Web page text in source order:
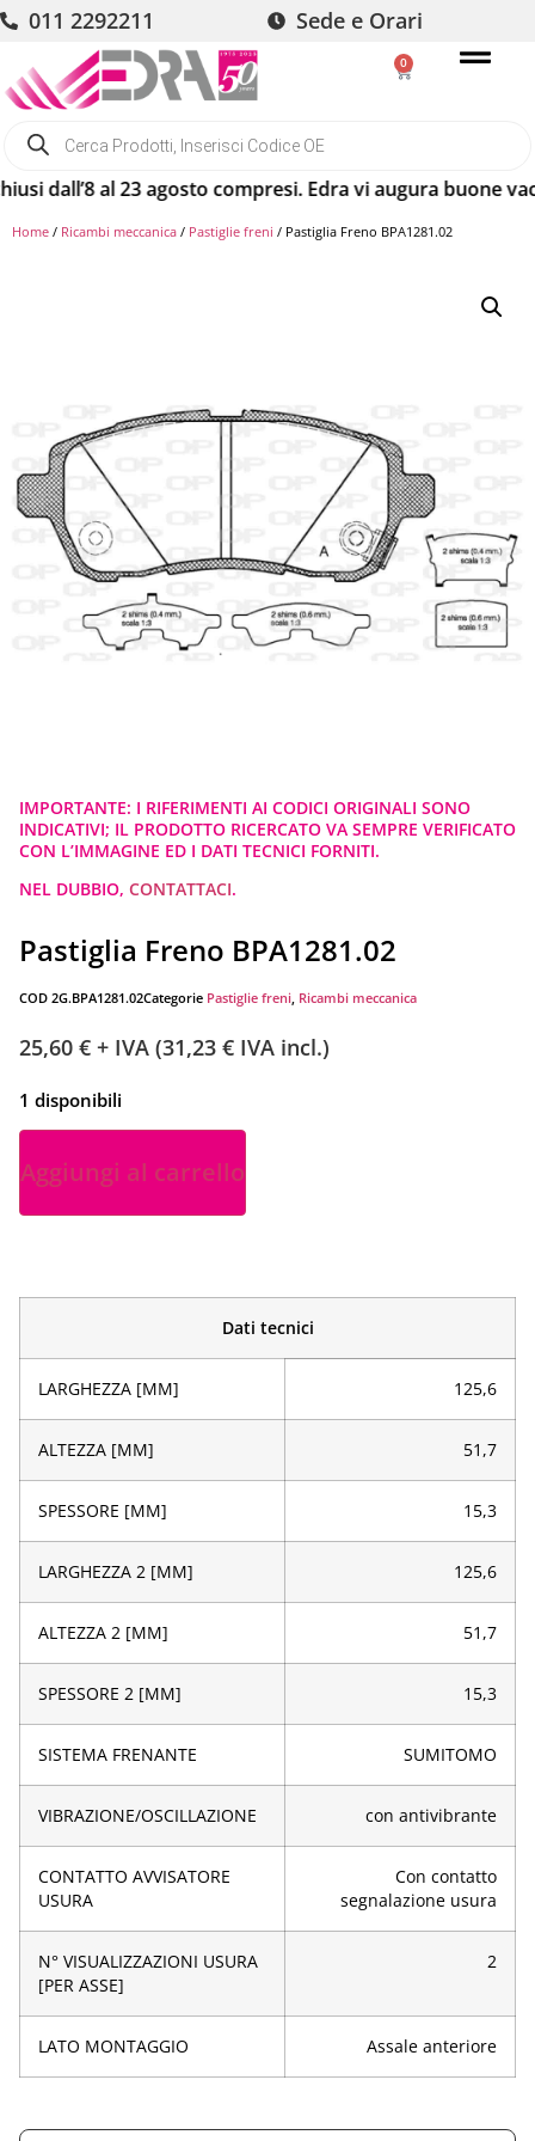
011 2292211 Sede e Orari
0
al 23 agosto compresi. Edra vi augura buone
Home / Ricambi meccanica / Pastiglie freni / Pastiglia Freno BPA1281.02
IMPORTANTE: I RIFERIMENTI AI CODICI ORIGINALI SONO
INDICATIVI; IL PRODOTTO RICERCATO VA SEMPRE VERIFICATO
CON L’IMMAGINE ED I DATI TECNICI FORNITI.
NEL DUBBIO, CONTATTACI.
Pastiglia Freno BPA1281.02
COD 2G.BPA1281.02Categorie Pastiglie freni, Ricambi meccanica
25,60 € + IVA (31,23 € IVA incl.)
1 disponibili
Aggiungi al carrello
Dati tecnici
LARGHEZZA [MM] 125,6
ALTEZZA [MM] 51,7
SPESSORE [MM] 15,3
LARGHEZZA 2 [MM] 125,6
ALTEZZA 2 [MM] 51,7
SPESSORE 2 [MM] 15,3
SISTEMA FRENANTE SUMITOMO
VIBRAZIONE/OSCILLAZIONE con antivibrante
CONTATTO AVVISATORE
USURA
Con contatto
segnalazione usura
N° VISUALIZZAZIONI USURA
[PER ASSE]
2
LATO MONTAGGIO Assale anteriore